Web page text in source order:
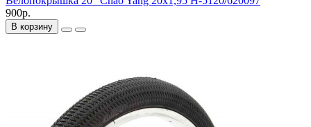
900р.
В корзину